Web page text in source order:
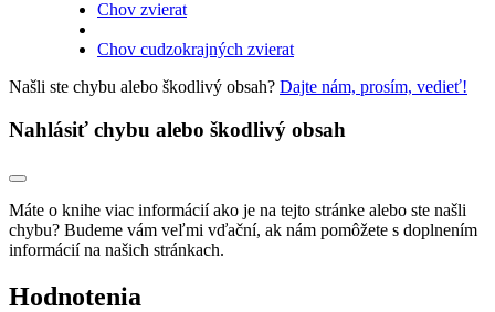
Chov zvierat
Chov cudzokrajných zvierat
Našli ste chybu alebo škodlivý obsah? Dajte nám, prosím, vedieť!
Nahlásiť chybu alebo škodlivý obsah
Máte o knihe viac informácií ako je na tejto stránke alebo ste našli
chybu? Budeme vám veľmi vďační, ak nám pomôžete s doplnením
informácií na našich stránkach.
Hodnotenia